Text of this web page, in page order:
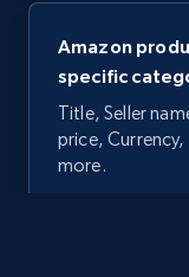
Amazon
specific
Title, Seller
price,
more.